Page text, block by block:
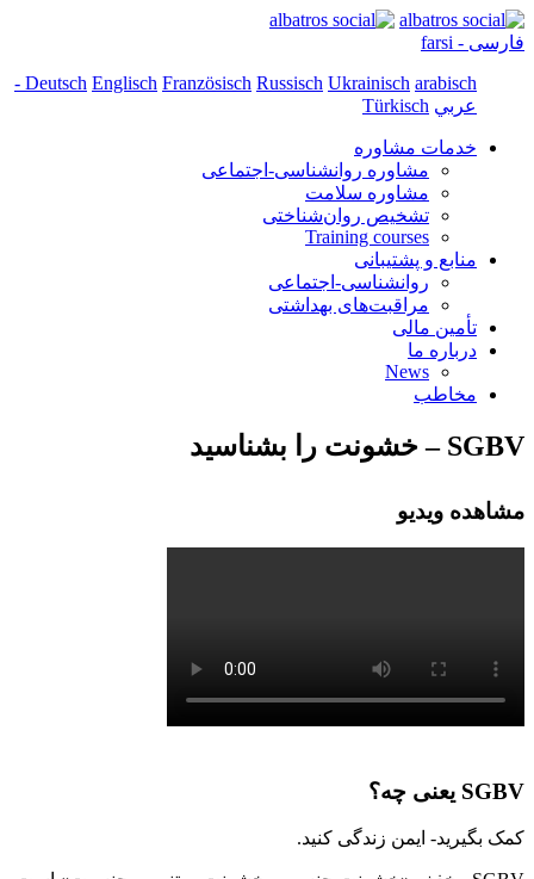
فارسی - farsi
Deutsch Englisch Französisch Russisch Ukrainisch
arabisch -
عربي Türkisch
خدمات مشاوره
مشاوره روانشناسی-اجتماعی
مشاوره سلامت
تشخیص روان‌شناختی
Training courses
منابع و پشتیبانی
روانشناسی-اجتماعی
مراقبت‌های بهداشتی
تأمین مالی
درباره ما
News
مخاطب
SGBV – خشونت را بشناسید
مشاهده ویدیو
SGBV یعنی چه؟
کمک بگیرید- ایمن زندگی کنید.